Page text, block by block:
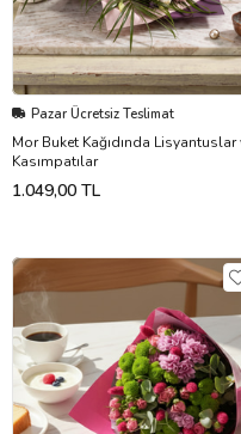
Pazar Ücretsiz Teslimat
Mor Buket Kağıdında Lisyantuslar
Kasımpatılar
1.049,00 TL